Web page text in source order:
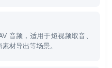
音频，适用于短视频取音、
材导出等场景。